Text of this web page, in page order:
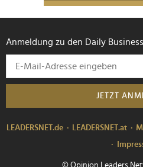
Anmeldung zu den Daily
JETZT
LEADERSNET.de LEADERSNET.at